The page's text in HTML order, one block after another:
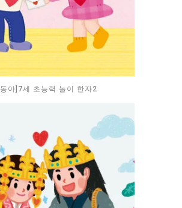
[동아]7세 초능력 놀이 한자2